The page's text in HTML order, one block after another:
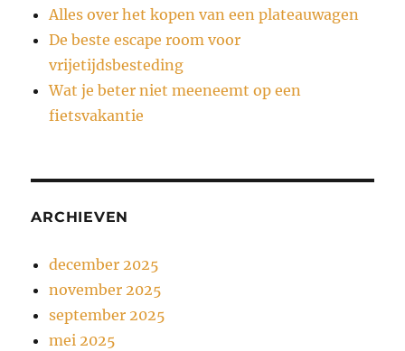
Alles over het kopen van een plateauwagen
De beste escape room voor
vrijetijdsbesteding
Wat je beter niet meeneemt op een
fietsvakantie
ARCHIEVEN
december 2025
november 2025
september 2025
mei 2025